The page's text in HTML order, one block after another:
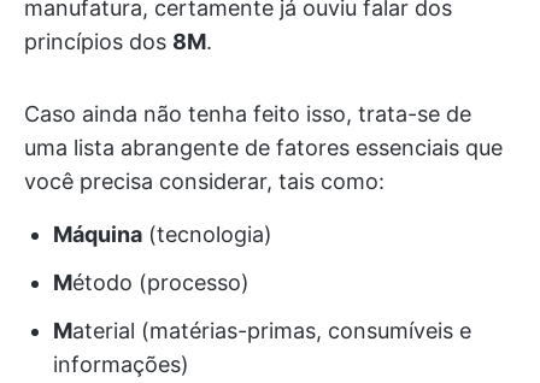
manufatura, certamente já ouviu falar dos
princípios dos 8M.
Caso ainda não tenha feito isso, trata-se de
uma lista abrangente de fatores essenciais que
você precisa considerar, tais como:
Máquina (tecnologia)
Método (processo)
Material (matérias-primas, consumíveis e
informações)